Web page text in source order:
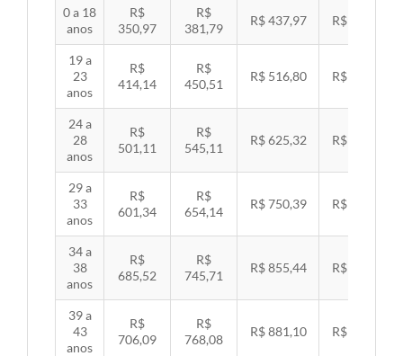
0 a 18
anos
R$
350,97
R$
381,79
R$ 437,97 R$ 451,33
19 a
23
anos
R$
414,14
R$
450,51
R$ 516,80 R$ 532,57
24 a
28
anos
R$
501,11
R$
545,11
R$ 625,32 R$ 644,40
29 a
33
anos
R$
601,34
R$
654,14
R$ 750,39 R$ 773,29
34 a
38
anos
R$
685,52
R$
745,71
R$ 855,44 R$ 881,54
39 a
43
anos
R$
706,09
R$
768,08
R$ 881,10 R$ 907,99